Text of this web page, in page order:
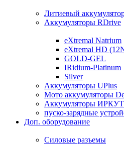
Литиевый
Аккумуляторы RDrive
eXtremal Natrium
eXtremal HD
GOLD-GEL
IRidium-Platinum
Silver
Аккумуляторы UPlus
Мото аккумуляторы
Аккумуляторы ИРКУТ
пуско-зарядные
Доп. оборудование
Силовые разъемы